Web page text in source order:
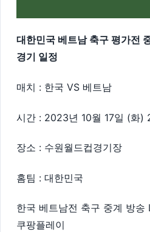
대한민국 베트남 축구 평가전
경기 일정
매치 : 한국 VS 베트남
시간 : 2023년 10월 17일 (화)
장소 : 수원월드컵경기장
홈팀 : 대한민국
한국 베트남전 축구 중계 방송
쿠팡플레이